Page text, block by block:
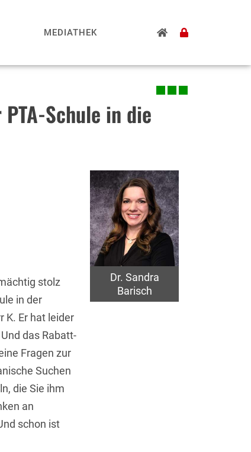
MEDIATHEK
Schule in die
Dr. Sandra
Barisch
stolz
in der
K. Er hat leider
das Rabatt-
Fragen zur
Suchen
die Sie ihm
an
schon ist